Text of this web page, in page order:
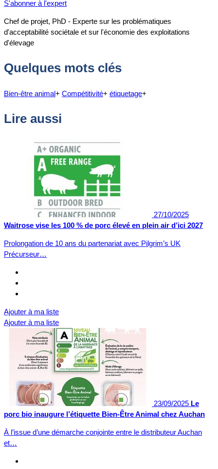
S'abonner à l'expert
Chef de projet, PhD - Experte sur les problématiques
d'acceptabilité sociétale et sur l'économie des exploitations
d'élevage
Quelques mots clés
Bien-être animal+ Compétitivité+ étiquetage+
Lire aussi
27/10/2025
Waitrose vise les 100 % de porc élevé en plein air d’ici 2027
Prolongation de 10 ans du partenariat avec Pilgrim’s UK
Précurseur…
Ajouter à ma liste
Ajouter à ma liste
23/09/2025 Le
porc bio inaugure l’étiquette Bien-Être Animal chez Auchan
À l’issue d’une démarche conjointe entre le distributeur Auchan
et…